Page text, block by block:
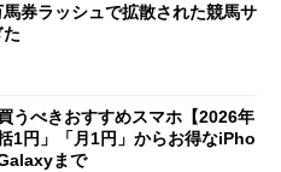
馬券ラッシュで拡散された競馬サ
うべきおすすめスマホ【2026年
1円」「月1円」からお得なiPho
まで